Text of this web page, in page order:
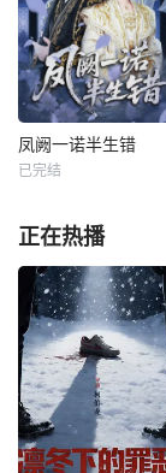
凤阙一诺半生错
已完结
正在热播